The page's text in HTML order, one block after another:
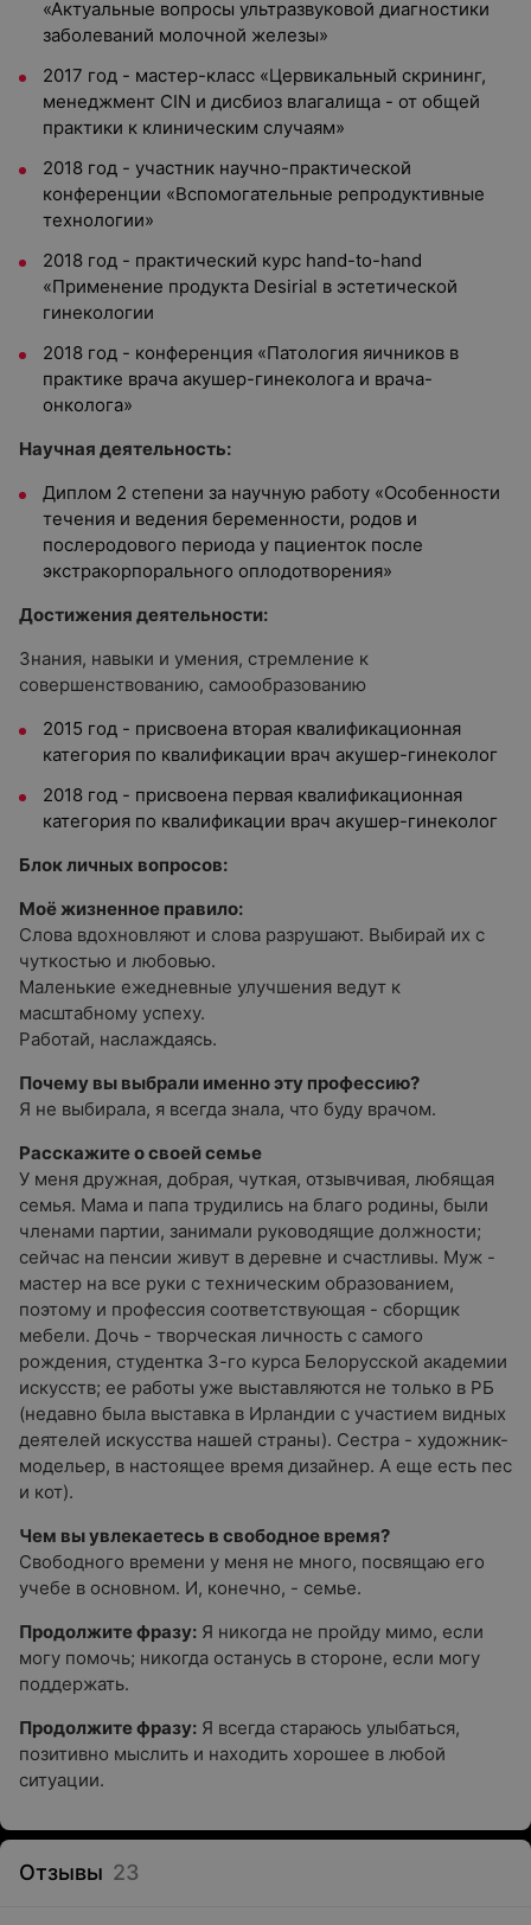
«Актуальные вопросы ультразвуковой диагностики
заболеваний молочной железы»
2017 год - мастер-класс «Цервикальный скрининг,
менеджмент CIN и дисбиоз влагалища - от общей
практики к клиническим случаям»
2018 год - участник научно-практической
конференции «Вспомогательные репродуктивные
технологии»
2018 год - практический курс hand-to-hand
«Применение продукта Desirial в эстетической
гинекологии
2018 год - конференция «Патология яичников в
практике врача акушер-гинеколога и врача-
онколога»
Научная деятельность:
Диплом 2 степени за научную работу «Особенности
течения и ведения беременности, родов и
послеродового периода у пациенток после
экстракорпорального оплодотворения»
Достижения деятельности:
Знания, навыки и умения, стремление к
совершенствованию, самообразованию
2015 год - присвоена вторая квалификационная
категория по квалификации врач акушер-гинеколог
2018 год - присвоена первая квалификационная
категория по квалификации врач акушер-гинеколог
Блок личных вопросов:
Моё жизненное правило:
Слова вдохновляют и слова разрушают. Выбирай их с
чуткостью и любовью.
Маленькие ежедневные улучшения ведут к
масштабному успеху.
Работай, наслаждаясь.
Почему вы выбрали именно эту профессию?
Я не выбирала, я всегда знала, что буду врачом.
Расскажите о своей семье
У меня дружная, добрая, чуткая, отзывчивая, любящая
семья. Мама и папа трудились на благо родины, были
членами партии, занимали руководящие должности;
сейчас на пенсии живут в деревне и счастливы. Муж -
мастер на все руки с техническим образованием,
поэтому и профессия соответствующая - сборщик
мебели. Дочь - творческая личность с самого
рождения, студентка 3-го курса Белорусской академии
искусств; ее работы уже выставляются не только в РБ
(недавно была выставка в Ирландии с участием видных
деятелей искусства нашей страны). Сестра - художник-
модельер, в настоящее время дизайнер. А еще есть пес
и кот).
Чем вы увлекаетесь в свободное время?
Свободного времени у меня не много, посвящаю его
учебе в основном. И, конечно, - семье.
Продолжите фразу: Я никогда не пройду мимо, если
могу помочь; никогда останусь в стороне, если могу
поддержать.
Продолжите фразу: Я всегда стараюсь улыбаться,
позитивно мыслить и находить хорошее в любой
ситуации.
Отзывы 23